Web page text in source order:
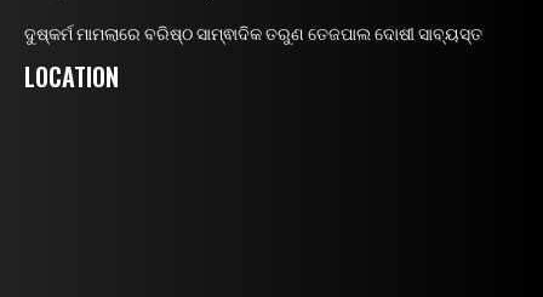
ଦୁଷ୍କର୍ମ ମାମଲାରେ ବରିଷ୍ଠ ସାମ୍ଵାଦିକ ତରୁଣ ତେଜପାଲ ଦୋଷୀ ସାବ୍ୟସ୍ତ
LOCATION